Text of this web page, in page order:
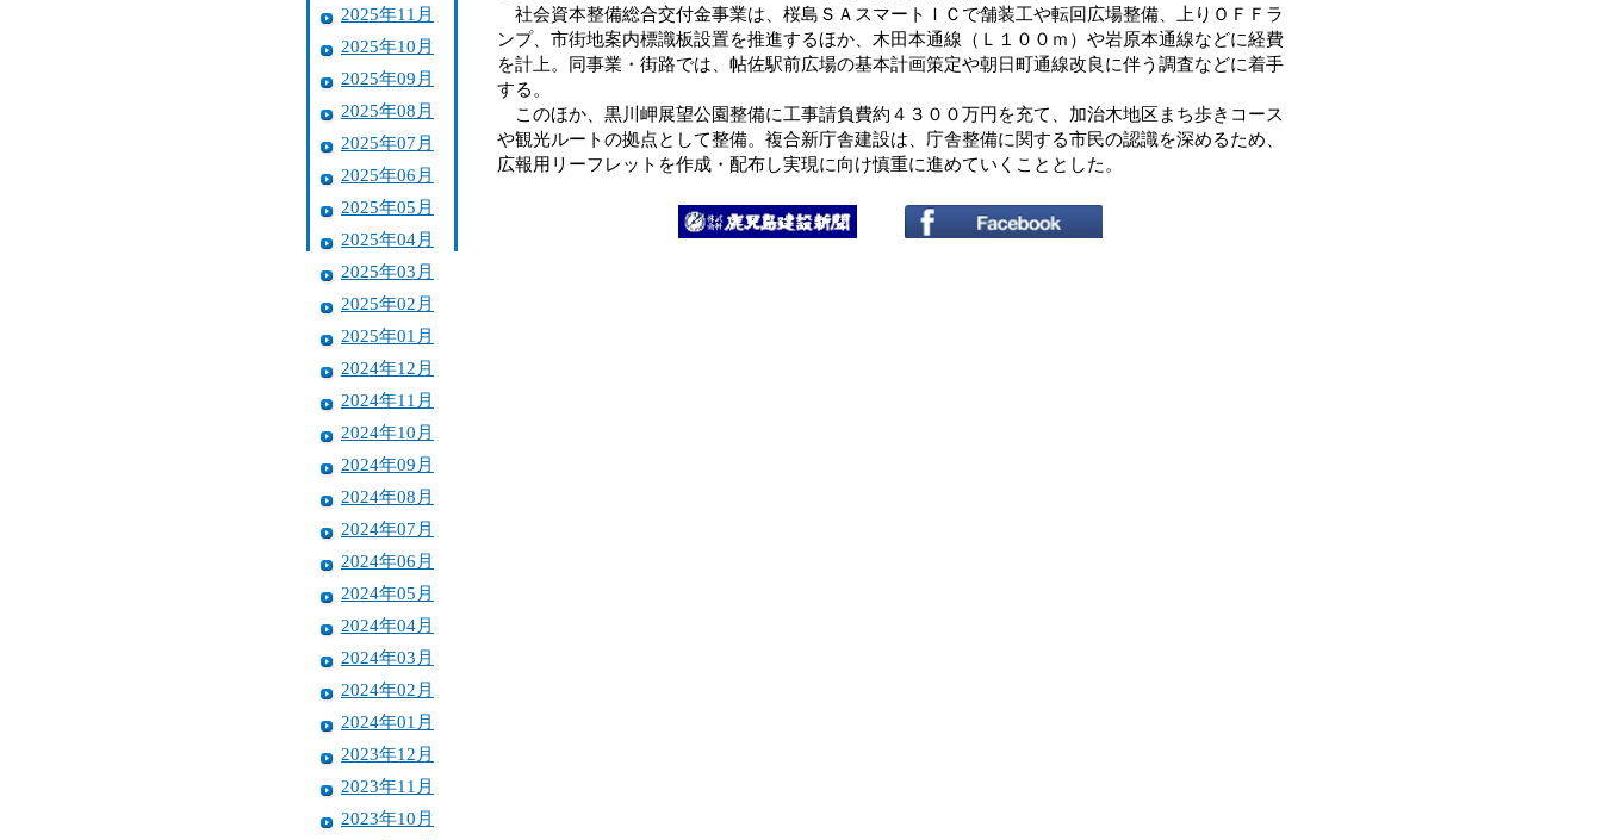
2025年11月
2025年10月
2025年09月
2025年08月
2025年07月
2025年06月
2025年05月
2025年04月
2025年03月
2025年02月
2025年01月
2024年12月
2024年11月
2024年10月
2024年09月
2024年08月
2024年07月
2024年06月
2024年05月
2024年04月
2024年03月
2024年02月
2024年01月
2023年12月
2023年11月
2023年10月
社会資本整備総合交付金事業は、桜島ＳＡスマートＩＣで舗装工や転回広場整備、上りＯＦＦラ
ンプ、市街地案内標識板設置を推進するほか、木田本通線（Ｌ１００ｍ）や岩原本通線などに経費
を計上。同事業・街路では、帖佐駅前広場の基本計画策定や朝日町通線改良に伴う調査などに着手
する。
このほか、黒川岬展望公園整備に工事請負費約４３００万円を充て、加治木地区まち歩きコース
や観光ルートの拠点として整備。複合新庁舎建設は、庁舎整備に関する市民の認識を深めるため、
広報用リーフレットを作成・配布し実現に向け慎重に進めていくこととした。